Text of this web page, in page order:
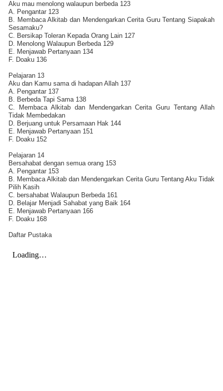
Aku mau menolong walaupun berbeda 123
A. Pengantar 123
B. Membaca Alkitab dan Mendengarkan Cerita Guru Tentang Siapakah
Sesamaku?
C. Bersikap Toleran Kepada Orang Lain 127
D. Menolong Walaupun Berbeda 129
E. Menjawab Pertanyaan 134
F. Doaku 136
Pelajaran 13
Aku dan Kamu sama di hadapan Allah 137
A. Pengantar 137
B. Berbeda Tapi Sama 138
C. Membaca Alkitab dan Mendengarkan Cerita Guru Tentang Allah
Tidak Membedakan
D. Berjuang untuk Persamaan Hak 144
E. Menjawab Pertanyaan 151
F. Doaku 152
Pelajaran 14
Bersahabat dengan semua orang 153
A. Pengantar 153
B. Membaca Alkitab dan Mendengarkan Cerita Guru Tentang Aku Tidak
Pilih Kasih
C. bersahabat Walaupun Berbeda 161
D. Belajar Menjadi Sahabat yang Baik 164
E. Menjawab Pertanyaan 166
F. Doaku 168
Daftar Pustaka